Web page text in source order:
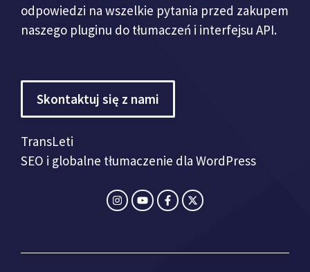
odpowiedzi na wszelkie pytania przed zakupem
naszego pluginu do tłumaczeń i interfejsu API.
Skontaktuj się z nami
TransLeti
SEO i globalne tłumaczenie dla WordPress